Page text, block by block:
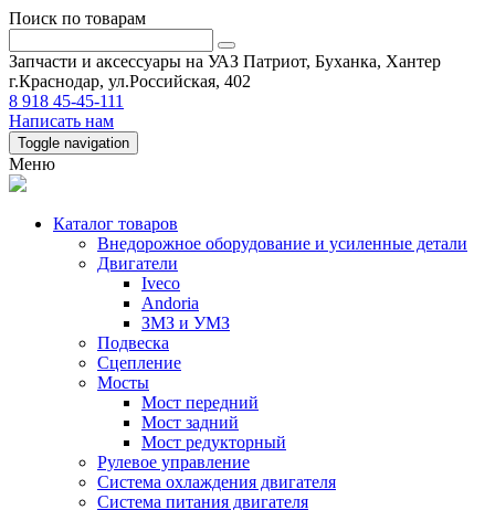
Поиск по товарам
Запчасти и аксессуары на УАЗ Патриот, Буханка, Хантер
г.Краснодар, ул.Российская, 402
8 918 45-45-111
Написать нам
Toggle navigation
Меню
Каталог товаров
Внедорожное оборудование и усиленные детали
Двигатели
Iveco
Andoria
ЗМЗ и УМЗ
Подвеска
Сцепление
Мосты
Мост передний
Мост задний
Мост редукторный
Рулевое управление
Система охлаждения двигателя
Система питания двигателя